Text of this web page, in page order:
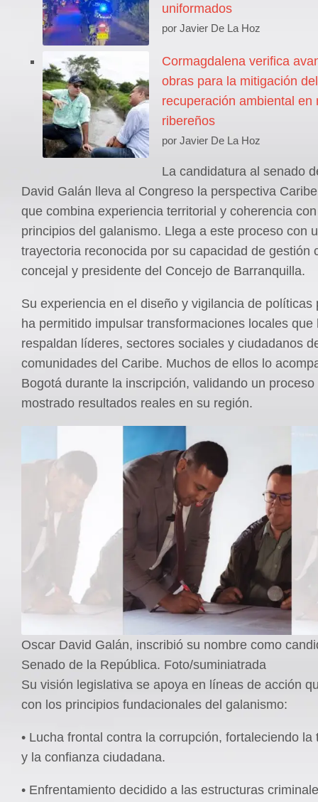
uniformados
por Javier De La Hoz
Cormagdalena verifica
obras para la mitigación
recuperación ambiental en
ribereños
por Javier De La Hoz
La candidatura al senado
David Galán lleva al Congreso la perspectiva
que combina experiencia territorial y coherencia
principios del galanismo. Llega a este proceso con
trayectoria reconocida por su capacidad de gestión
concejal y presidente del Concejo de Barranquilla.
Su experiencia en el diseño y vigilancia de políticas
ha permitido impulsar transformaciones locales que
respaldan líderes, sectores sociales y ciudadanos
comunidades del Caribe. Muchos de ellos lo
Bogotá durante la inscripción, validando un proceso
mostrado resultados reales en su región.
Oscar David Galán, inscribió su nombre como
Senado de la República. Foto/suminiatrada
Su visión legislativa se apoya en líneas de acción
con los principios fundacionales del galanismo:
• Lucha frontal contra la corrupción, fortaleciendo la
y la confianza ciudadana.
• Enfrentamiento decidido a las estructuras